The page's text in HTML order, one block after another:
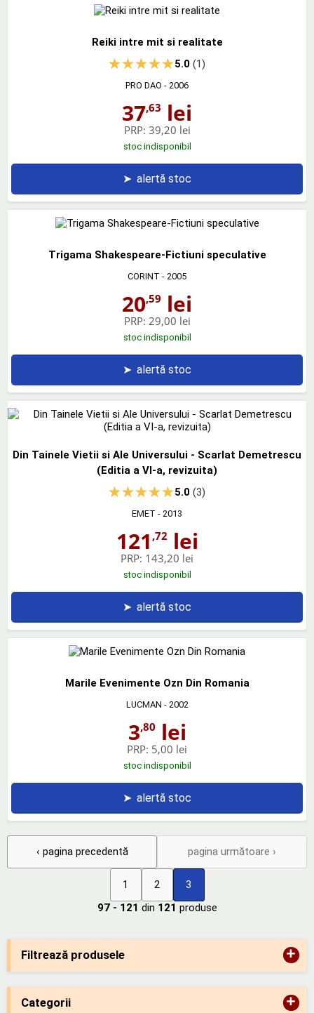
Filtrează produsele +
Categorii +
Reiki intre mit si realitate
5.0(1)
PRO DAO - 2006
37,63 lei
PRP: 39,20 lei
stoc indisponibil
➤ alertă stoc
Trigama Shakespeare-Fictiuni speculative
CORINT - 2005
20,59 lei
PRP: 29,00 lei
stoc indisponibil
➤ alertă stoc
Din Tainele Vietii si Ale Universului - Scarlat Demetrescu
(Editia a VI-a, revizuita)
5.0(3)
EMET - 2013
121 ,72lei
PRP: 143,20 lei
stoc indisponibil
➤ alertă stoc
Marile Evenimente Ozn Din Romania
LUCMAN - 2002
3,80 lei
PRP: 5,00 lei
stoc indisponibil
➤ alertă stoc
‹ pagina precedentă
1 2 3
pagina următoare ›
97 - 121 din 121 produse